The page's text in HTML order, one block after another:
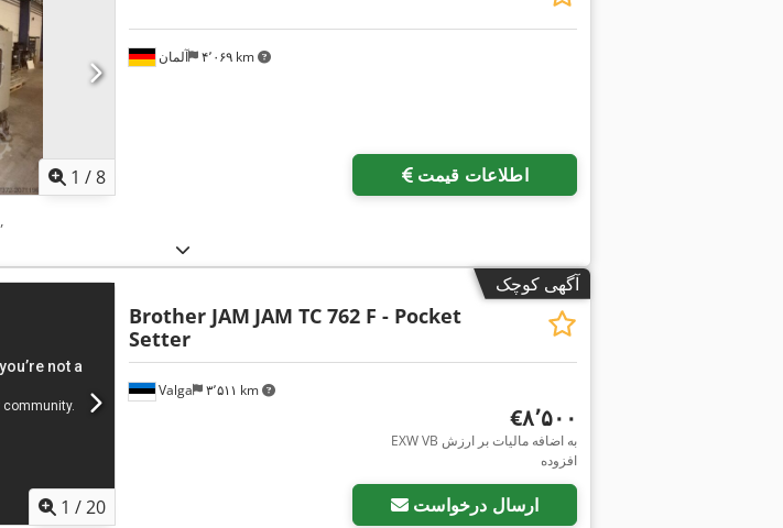
1 /8
آلمان ۴٬۰۶۹ km
اطلاعات قیمت
,
آگهی کوچک
1 /20
Valga ۳٬۵۱۱ km
Brother JAM JAM TC 762 F - Pocket
Setter
‎€۸٬۵۰۰
EXW VB به اضافه مالیات بر ارزش
افزوده
ارسال درخواست